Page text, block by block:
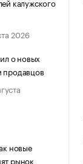
калужского
2026
о новых
продавцов
новые
рынок